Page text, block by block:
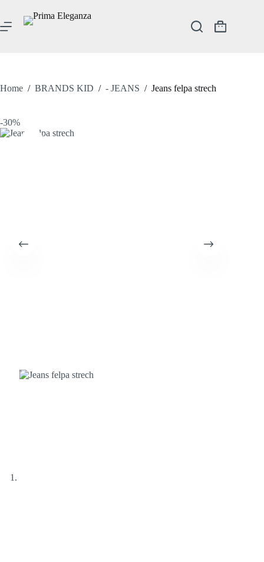
contenuto
Carrello
Home / BRANDS KID / - JEANS / Jeans felpa strech
-30%